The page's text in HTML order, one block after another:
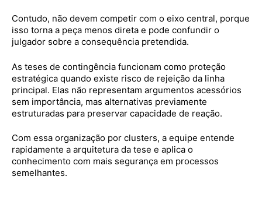
Contudo, não devem competir com o eixo central, porque
isso torna a peça menos direta e pode confundir o
julgador sobre a consequência pretendida.
As teses de contingência funcionam como proteção
estratégica quando existe risco de rejeição da linha
principal. Elas não representam argumentos acessórios
sem importância, mas alternativas previamente
estruturadas para preservar capacidade de reação.
Com essa organização por clusters, a equipe entende
rapidamente a arquitetura da tese e aplica o
conhecimento com mais segurança em processos
semelhantes.